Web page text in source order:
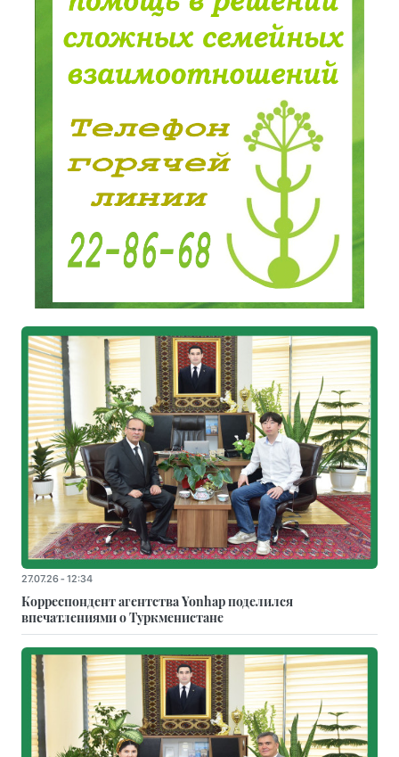
27.07.26 - 12:34
Корреспондент агентства Yonhap поделился
впечатлениями о Туркменистане